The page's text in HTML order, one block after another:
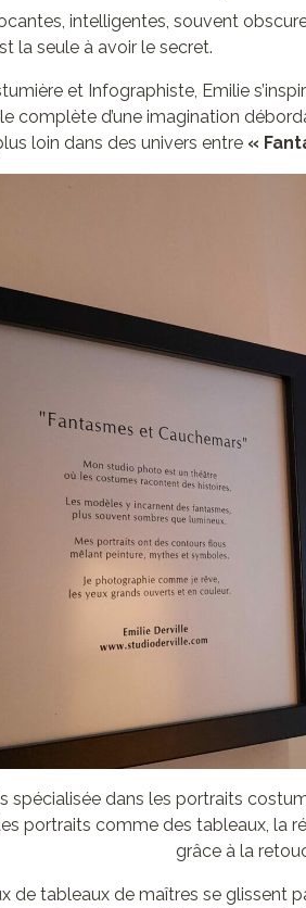
intelligentes, souvent
la seule à avoir le secret.
et Infographiste, Emilie
complète d’une imagination
loin dans des univers entre «
spécialisée dans les portraits
portraits comme des tableaux, la
grâce à la
de tableaux de maîtres se glissent